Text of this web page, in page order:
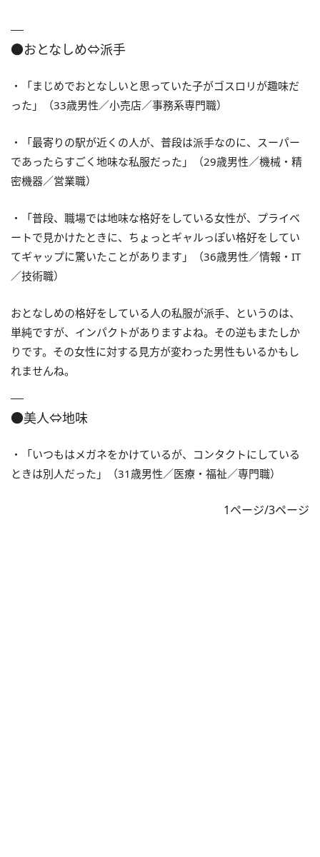
●おとなしめ⇔派手
・「まじめでおとなしいと思っていた子がゴスロリが趣味だ
った」（33歳男性／小売店／事務系専門職）
・「最寄りの駅が近くの人が、普段は派手なのに、スーパー
であったらすごく地味な私服だった」（29歳男性／機械・精
密機器／営業職）
・「普段、職場では地味な格好をしている女性が、プライベ
ートで見かけたときに、ちょっとギャルっぽい格好をしてい
てギャップに驚いたことがあります」（36歳男性／情報・IT
／技術職）
おとなしめの格好をしている人の私服が派手、というのは、
単純ですが、インパクトがありますよね。その逆もまたしか
りです。その女性に対する見方が変わった男性もいるかもし
れませんね。
●美人⇔地味
・「いつもはメガネをかけているが、コンタクトにしている
ときは別人だった」（31歳男性／医療・福祉／専門職）
1ページ/3ページ